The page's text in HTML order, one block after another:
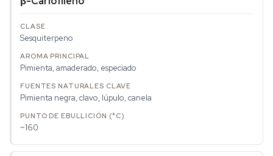
Sesquiterpeno
Pimienta, amaderado, especiado
Pimienta negra, clavo, lúpulo, canela
~160